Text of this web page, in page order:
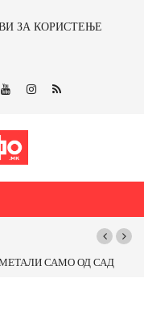
ЗА КОРИСТЕЊЕ
ти Ноември“ во Струмица